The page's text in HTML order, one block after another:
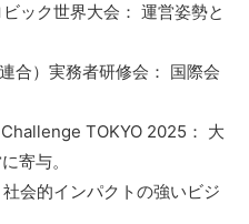
ック世界大会： 運営姿勢と
合）実務者研修会： 国際会
TOKYO 2025： 大
寄与。
会的インパクトの強いビジ